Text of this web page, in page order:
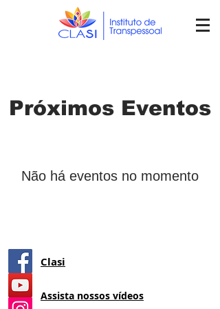
Próximos Eventos
Não há eventos no momento
Clasi
Assista nossos vídeos